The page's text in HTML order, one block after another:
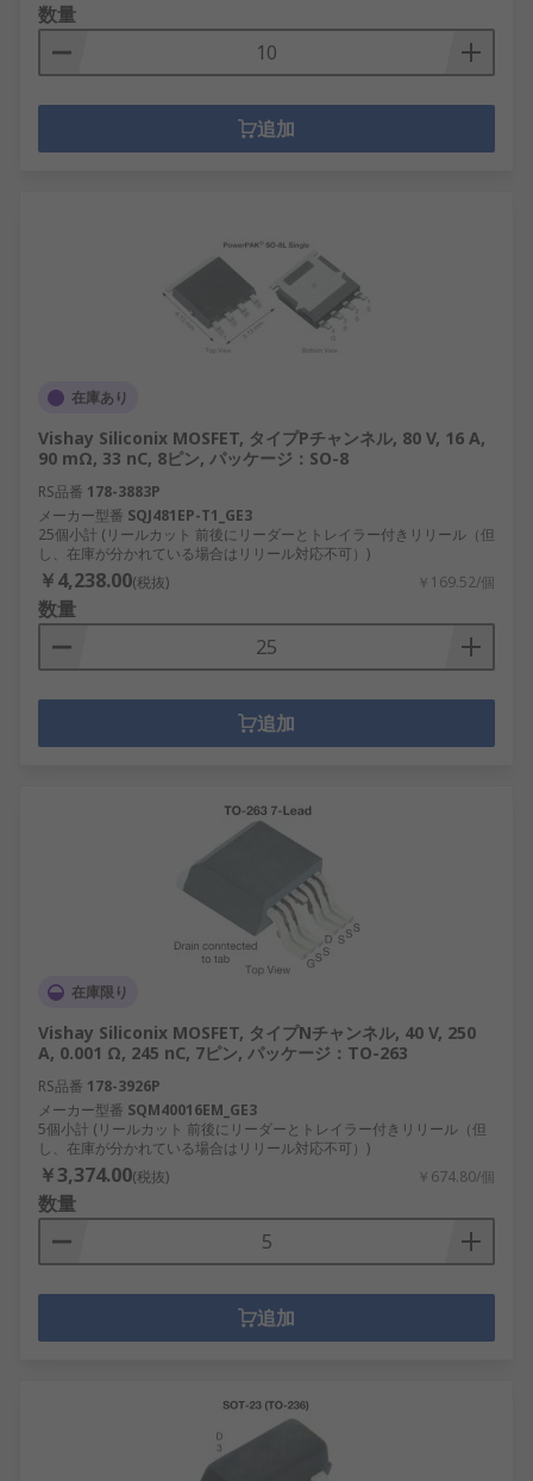
数量
追加
在庫あり
Vishay Siliconix MOSFET, タイプPチャンネル, 80 V, 16 A,
90 mΩ, 33 nC, 8ピン, パッケージ：SO-8
RS品番 178-3883P
メーカー型番 SQJ481EP-T1_GE3
25個小計 (リールカット 前後にリーダーとトレイラー付きリリール（但
し、在庫が分かれている場合はリリール対応不可）)
￥4,238.00(税抜) ￥169.52/個
数量
追加
在庫限り
Vishay Siliconix MOSFET, タイプNチャンネル, 40 V, 250
A, 0.001 Ω, 245 nC, 7ピン, パッケージ：TO-263
RS品番 178-3926P
メーカー型番 SQM40016EM_GE3
5個小計 (リールカット 前後にリーダーとトレイラー付きリリール（但
し、在庫が分かれている場合はリリール対応不可）)
￥3,374.00(税抜) ￥674.80/個
数量
追加